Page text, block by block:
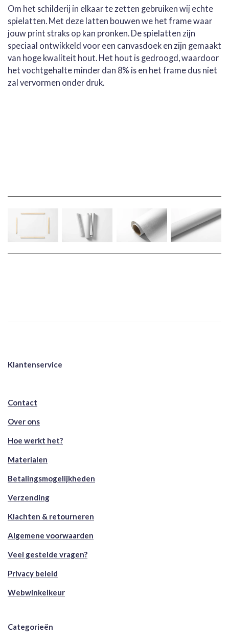
Om het schilderij in elkaar te zetten gebruiken wij echte
spielatten. Met deze latten bouwen we het frame waar
jouw print straks op kan pronken. De spielatten zijn
speciaal ontwikkeld voor een canvasdoek en zijn gemaakt
van hoge kwaliteit hout. Het hout is gedroogd, waardoor
het vochtgehalte minder dan 8% is en het frame dus niet
zal vervormen onder druk.
Klantenservice
Contact
Over ons
Hoe werkt het?
Materialen
Betalingsmogelijkheden
Verzending
Klachten & retourneren
Algemene voorwaarden
Veel gestelde vragen?
Privacy beleid
Webwinkelkeur
Categorieën